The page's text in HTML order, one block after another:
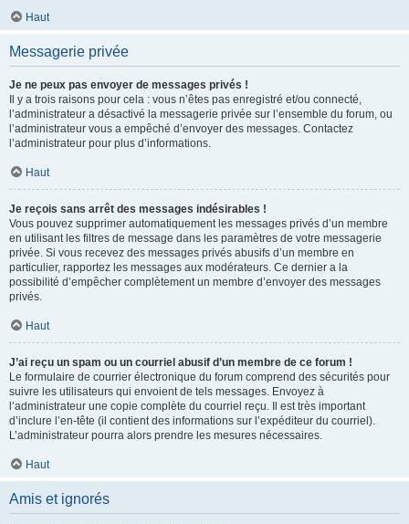
Haut
Messagerie privée
Je ne peux pas envoyer de messages privés !
Il y a trois raisons pour cela : vous n’êtes pas enregistré et/ou connecté,
l’administrateur a désactivé la messagerie privée sur l’ensemble du forum, ou
l’administrateur vous a empêché d’envoyer des messages. Contactez
l’administrateur pour plus d’informations.
Haut
Je reçois sans arrêt des messages indésirables !
Vous pouvez supprimer automatiquement les messages privés d’un membre
en utilisant les filtres de message dans les paramètres de votre messagerie
privée. Si vous recevez des messages privés abusifs d’un membre en
particulier, rapportez les messages aux modérateurs. Ce dernier a la
possibilité d’empêcher complètement un membre d’envoyer des messages
privés.
Haut
J’ai reçu un spam ou un courriel abusif d’un membre de ce forum !
Le formulaire de courrier électronique du forum comprend des sécurités pour
suivre les utilisateurs qui envoient de tels messages. Envoyez à
l’administrateur une copie complète du courriel reçu. Il est très important
d’inclure l’en-tête (il contient des informations sur l’expéditeur du courriel).
L’administrateur pourra alors prendre les mesures nécessaires.
Haut
Amis et ignorés